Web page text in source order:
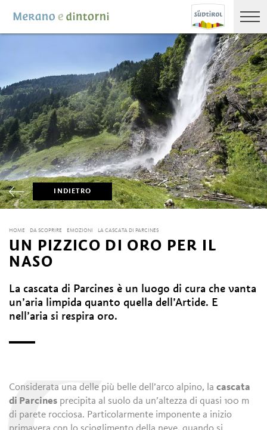
INDIETRO
HOME DA SCOPRIRE EMOZIONI LA CASCATA DI PARCINES
UN PIZZICO DI ORO PER IL
NASO
La cascata di Parcines è un luogo di cura che vanta
un’aria limpida quanto quella dell’Artide. E
nell’aria si respira oro.
Considerata una delle più belle dell’arco alpino, lacascata
di Parcines precipita al suolo da un’altezza di quasi 100 m
di parete rocciosa. Particolarmente imponente a inizio